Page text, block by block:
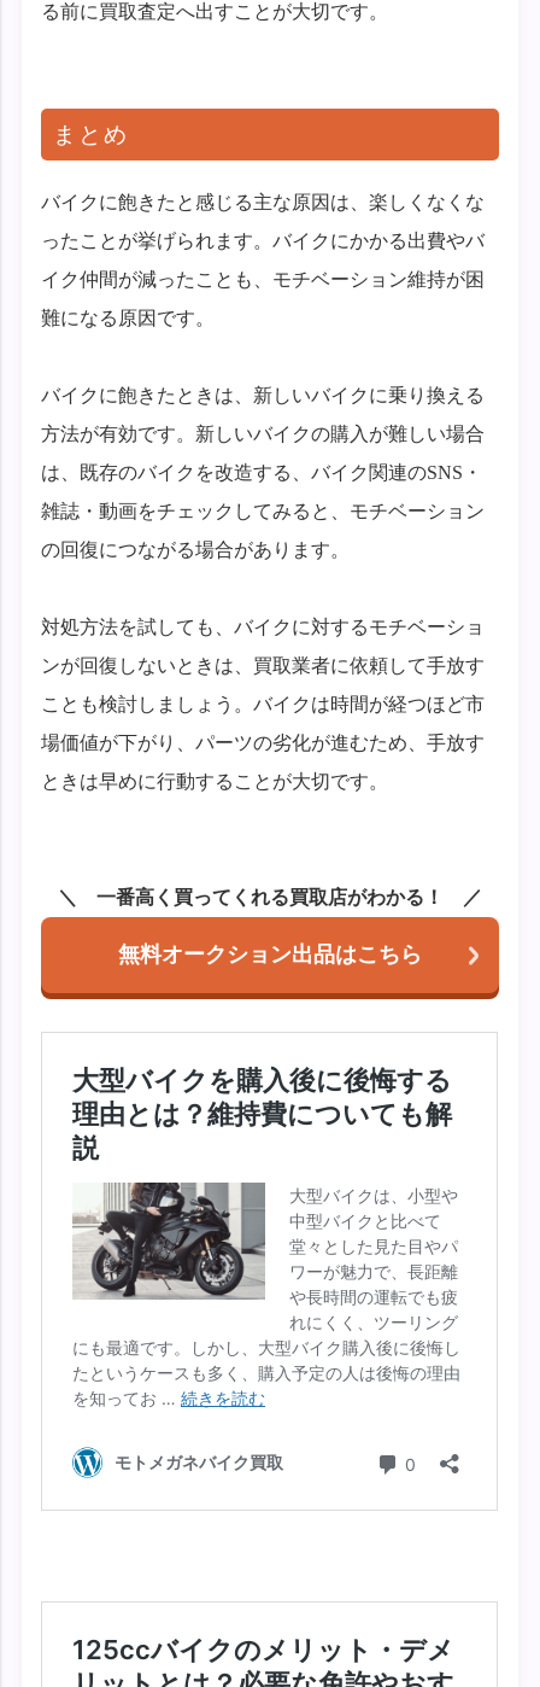
る前に買取査定へ出すことが大切です。
まとめ
バイクに飽きたと感じる主な原因は、楽しくなくな
ったことが挙げられます。バイクにかかる出費やバ
イク仲間が減ったことも、モチベーション維持が困
難になる原因です。
バイクに飽きたときは、新しいバイクに乗り換える
方法が有効です。新しいバイクの購入が難しい場合
は、既存のバイクを改造する、バイク関連のSNS・
雑誌・動画をチェックしてみると、モチベーション
の回復につながる場合があります。
対処方法を試しても、バイクに対するモチベーショ
ンが回復しないときは、買取業者に依頼して手放す
ことも検討しましょう。バイクは時間が経つほど市
場価値が下がり、パーツの劣化が進むため、手放す
ときは早めに行動することが大切です。
一番高く買ってくれる買取店がわかる！
無料オークション出品はこちら